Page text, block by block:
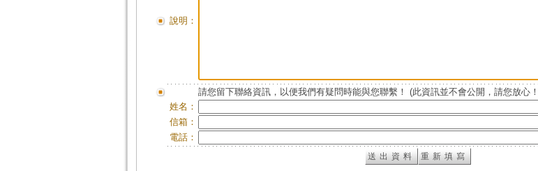
說明：
請您留下聯絡資訊，以便我們有疑問時能與您聯繫！ (此資訊並不會公開，請您放心
姓名：
信箱：
電話：